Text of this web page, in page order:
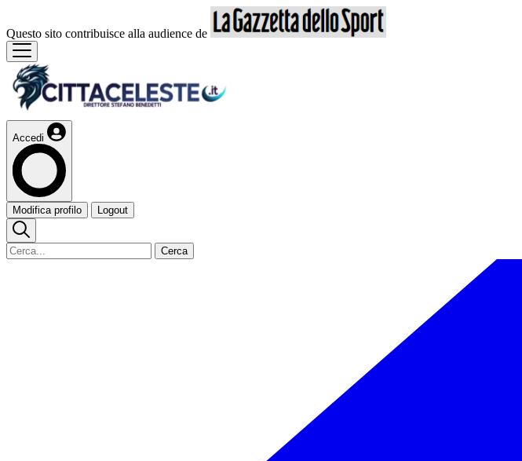
Questo sito contribuisce alla audience de
Accedi
Modifica profilo Logout
Cerca